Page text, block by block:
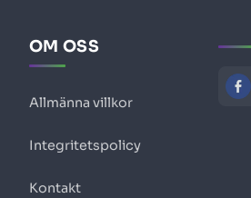
OM OSS
Allmänna villkor
Integritetspolicy
Kontakt